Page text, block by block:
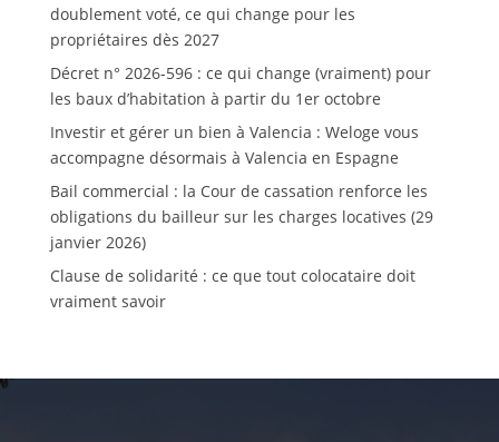
doublement voté, ce qui change pour les
propriétaires dès 2027
Décret n° 2026-596 : ce qui change (vraiment) pour
les baux d’habitation à partir du 1er octobre
Investir et gérer un bien à Valencia : Weloge vous
accompagne désormais à Valencia en Espagne
Bail commercial : la Cour de cassation renforce les
obligations du bailleur sur les charges locatives (29
janvier 2026)
Clause de solidarité : ce que tout colocataire doit
vraiment savoir